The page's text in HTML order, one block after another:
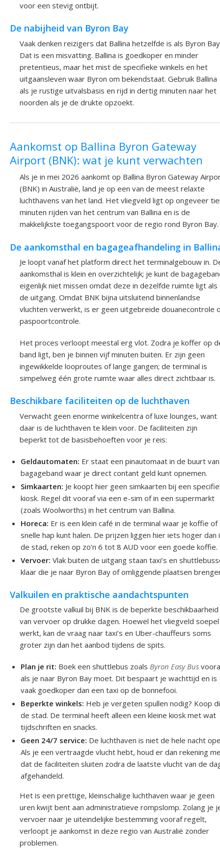
voor een stevig ontbijt.
De nabijheid van Byron Bay
Vaak denken reizigers dat Ballina hetzelfde is als Byron
Dat is een misvatting. Ballina is goedkoper en minder
pretentieus, maar het mist de specifieke winkels en het
uitgaansleven waar Byron om bekendstaat. Gebruik Ballina
als je rustige uitvalsbasis en rijd in dertig minuten naar het
noorden als je de drukte opzoekt.
Aankomst op Ballina Byron Gateway
Airport (BNK): wat je kunt verwachten
Als je in mei 2026 aankomt op Ballina Byron Gateway
(BNK) in Australië, land je op een van de meest relaxte
luchthavens van het land. Het vliegveld ligt op ongeveer
minuten rijden van het centrum van Ballina en is de
makkelijkste toegangspoort voor de regio rond Byron Bay.
De aankomsthal en bagageafhandeling in
Je loopt vanaf het platform direct het terminalgebouw in.
aankomsthal is klein en overzichtelijk; je kunt de
eigenlijk niet missen omdat deze in dezelfde ruimte ligt als
de uitgang. Omdat BNK bijna uitsluitend binnenlandse
vluchten verwerkt, is er geen uitgebreide douanecontrole
paspoortcontrole.
Het proces verloopt meestal erg vlot. Zodra je koffer op
band ligt, ben je binnen vijf minuten buiten. Er zijn geen
ingewikkelde looproutes of lange gangen; de terminal is
simpelweg één grote ruimte waar alles direct zichtbaar is.
Beschikbare faciliteiten op de luchthaven
Verwacht geen enorme winkelcentra of luxe lounges, want
daar is de luchthaven te klein voor. De faciliteiten zijn
beperkt tot de basisbehoeften voor je reis:
Geldautomaten: Er staat een pinautomaat in de buurt
bagageband waar je direct contant geld kunt opnemen.
Simkaarten: Je koopt hier geen simkaarten bij een
kiosk. Regel dit vooraf via een e-sim of in een supermarkt
(zoals Woolworths) in het centrum van Ballina.
Horeca: Er is een klein café in de terminal waar je koffie of
snelle hap kunt halen. De prijzen liggen hier iets hoger dan
de stad, reken op zo’n 6 tot 8 AUD voor een goede koffie.
Vervoer: Vlak buiten de uitgang staan taxi’s en
klaar die je naar Byron Bay of omliggende plaatsen
Valkuilen en praktische aandachtspunten
De grootste valkuil bij BNK is de beperkte beschikbaarheid
van vervoer op drukke dagen. Hoewel het vliegveld soepel
werkt, kan de vraag naar taxi’s en Uber-chauffeurs soms
groter zijn dan het aanbod tijdens de spits.
Plan je rit: Boek een shuttlebus zoalsByron Easy Bus
als je naar Byron Bay moet. Dit bespaart je wachttijd en is
vaak goedkoper dan een taxi op de bonnefooi.
Beperkte winkels: Heb je vergeten spullen nodig? Koop
de stad. De terminal heeft alleen een kleine kiosk met wat
tijdschriften en snacks.
Geen 24/7 service: De luchthaven is niet de hele nacht
Als je een vertraagde vlucht hebt, houd er dan rekening
dat de faciliteiten sluiten zodra de laatste vlucht van de
afgehandeld.
Het is een prettige, kleinschalige luchthaven waar je geen
uren kwijt bent aan administratieve rompslomp. Zolang je
vervoer naar je uiteindelijke bestemming vooraf regelt,
verloopt je aankomst in deze regio van Australië zonder
problemen.